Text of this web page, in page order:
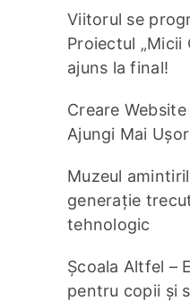
Viitorul se
Proiectul „Micii
ajuns la final!
Creare
Ajungi Mai
Muzeul
generație
tehnologic
Școala Altfel –
pentru copii și